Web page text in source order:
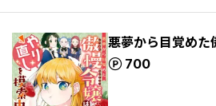
悪夢から目覚めた
700
ポイント